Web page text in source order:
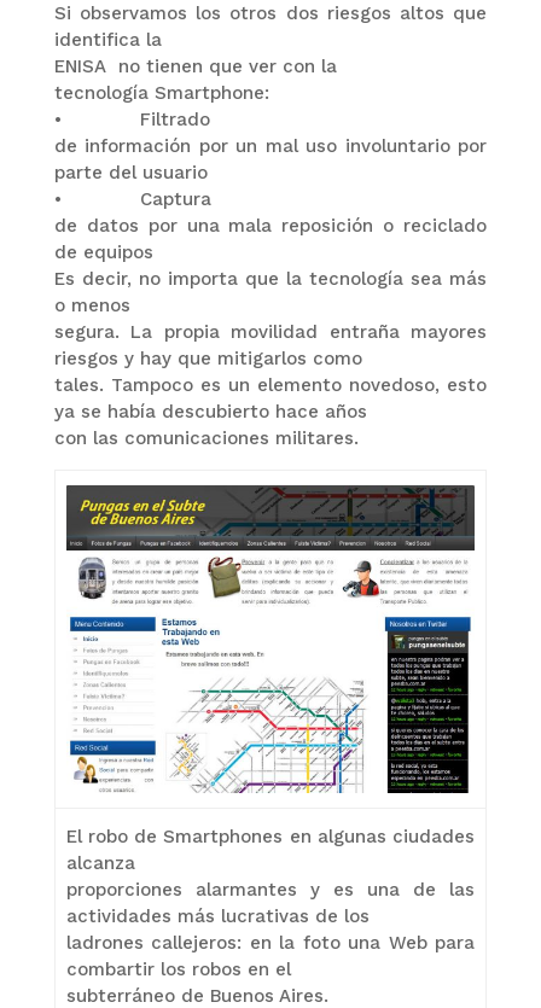
Si observamos los otros dos riesgos altos que
identifica la
ENISA
no tienen que ver con la
tecnología Smartphone:
•
Filtrado
de información por un mal uso involuntario por
parte del usuario
•
Captura
de datos por una mala reposición o reciclado
de equipos
Es decir, no importa que la tecnología sea más
o menos
segura. La propia movilidad entraña mayores
riesgos y hay que mitigarlos como
tales. Tampoco es un elemento novedoso, esto
ya se había descubierto hace años
con las comunicaciones militares.
El robo de Smartphones en algunas ciudades
alcanza
proporciones alarmantes y es una de las
actividades más lucrativas de los
ladrones callejeros: en la foto una Web para
combartir los robos en el
subterráneo de Buenos Aires.